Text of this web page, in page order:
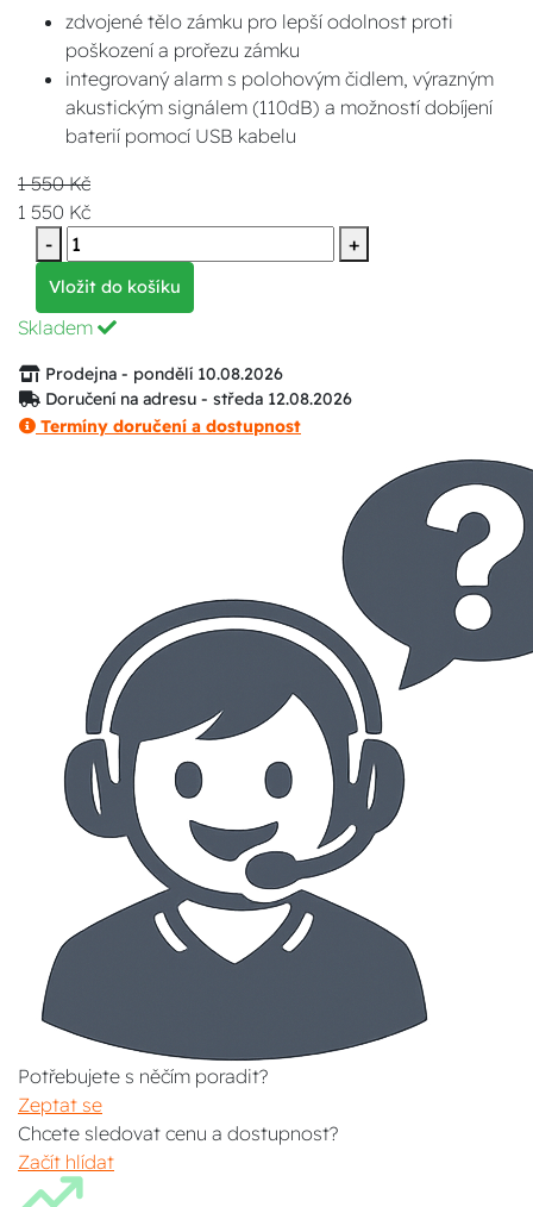
zdvojené tělo zámku pro lepší odolnost proti
poškození a prořezu zámku
integrovaný alarm s polohovým čidlem, výrazným
akustickým signálem (110dB) a možností dobíjení
baterií pomocí USB kabelu
1 550 Kč
1 550 Kč
-
+
Vložit do košíku
Skladem
Prodejna - pondělí 10.08.2026
Doručení na adresu - středa 12.08.2026
Termíny doručení a dostupnost
Potřebujete s něčím poradit?
Zeptat se
Chcete sledovat cenu a dostupnost?
Začít hlídat